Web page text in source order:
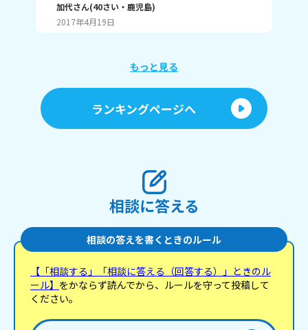
かかるそうです。 でも、娘は、10分～20分ですんで
います。 ちゃんとやったのか聞いても、ちゃんとや
ったと言います。 その宿題は、日記、漢字、宅習の
加代さん(40さい・ 鹿児島)
2017年4月19日
もっと見る
ランキングページへ
相談に答える
相談の答えを書くときのルール
【「相談する」「相談に答える（回答する）」ときのル
ール】 をかならず読んでから、ルールを守って投稿して
ください。